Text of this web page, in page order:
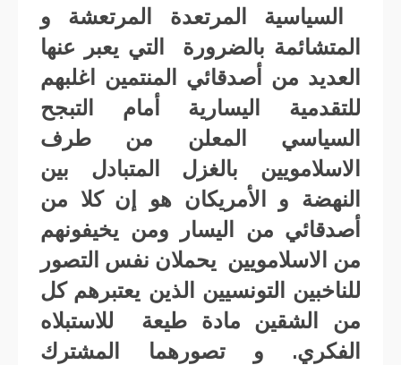
السياسية المرتعدة المرتعشة و
المتشائمة بالضرورة التي يعبر عنها
العديد من أصدقائي المنتمين اغلبهم
للتقدمية اليسارية أمام التبجح
السياسي المعلن من طرف
الاسلامويين بالغزل المتبادل بين
النهضة و الأمريكان هو إن كلا من
أصدقائي من اليسار ومن يخيفونهم
من الاسلامويين يحملان نفس التصور
للناخبين التونسيين الذين يعتبرهم كل
من الشقين مادة طيعة للاستبلاه
الفكري. و تصورهما المشترك